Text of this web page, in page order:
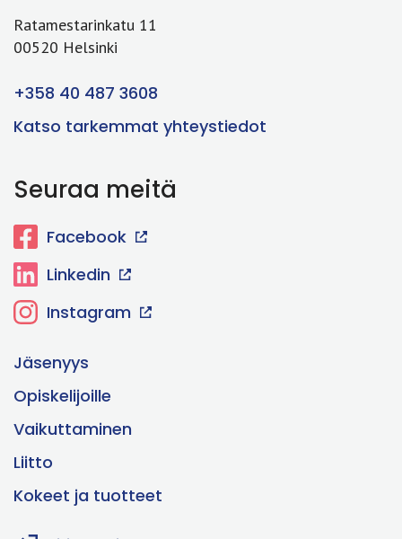
Ratamestarinkatu 11
00520 Helsinki
+358 40 487 3608
Katso tarkemmat yhteystiedot
Seuraa meitä
Facebook
Linkedin
Instagram
Jäsenyys
Opiskelijoille
Vaikuttaminen
Liitto
Kokeet ja tuotteet